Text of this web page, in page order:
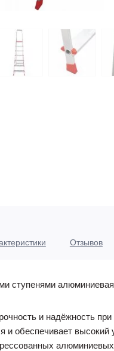
Отзывов
ступенями
и надёжность
и обеспечивает